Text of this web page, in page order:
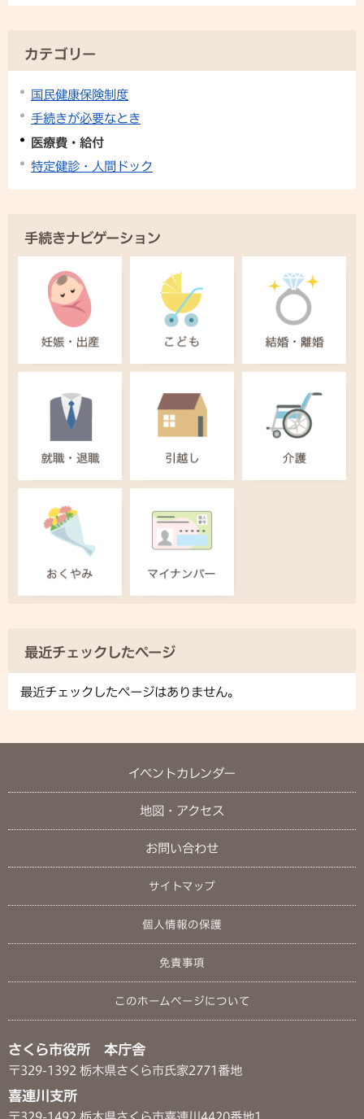
カテゴリー
国民健康保険制度
手続きが必要なとき
医療費・給付
特定健診・人間ドック
手続きナビゲーション
最近チェックしたページ
最近チェックしたページはありません。
イベントカレンダー
地図・アクセス
お問い合わせ
サイトマップ
個人情報の保護
免責事項
このホームページについて
さくら市役所 本庁舎
〒329-1392 栃木県さくら市氏家2771番地
喜連川支所